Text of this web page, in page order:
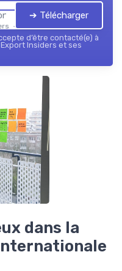
— 2026
➔ Télécharger
d’être contacté(e) à
Insiders et ses
dans la